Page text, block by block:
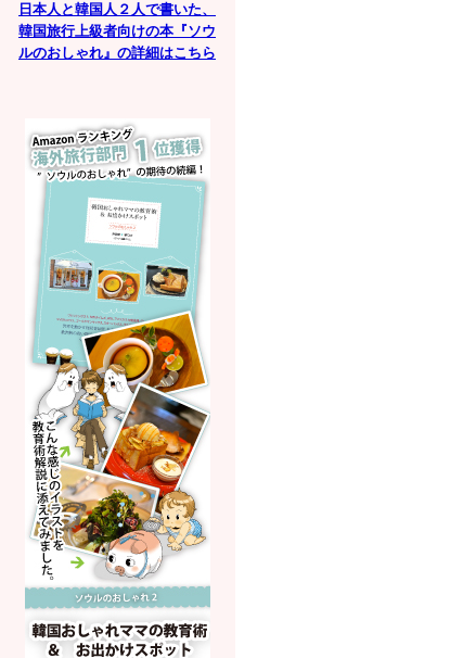
日本人と韓国人２人で書いた、
韓国旅行上級者向けの本『ソウ
ルのおしゃれ』の詳細はこちら